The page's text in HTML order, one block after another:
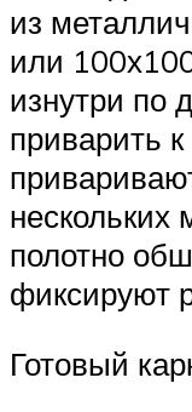
из
или
изнутри по
приварить
нескольких
полотно
фиксируют
Готовый